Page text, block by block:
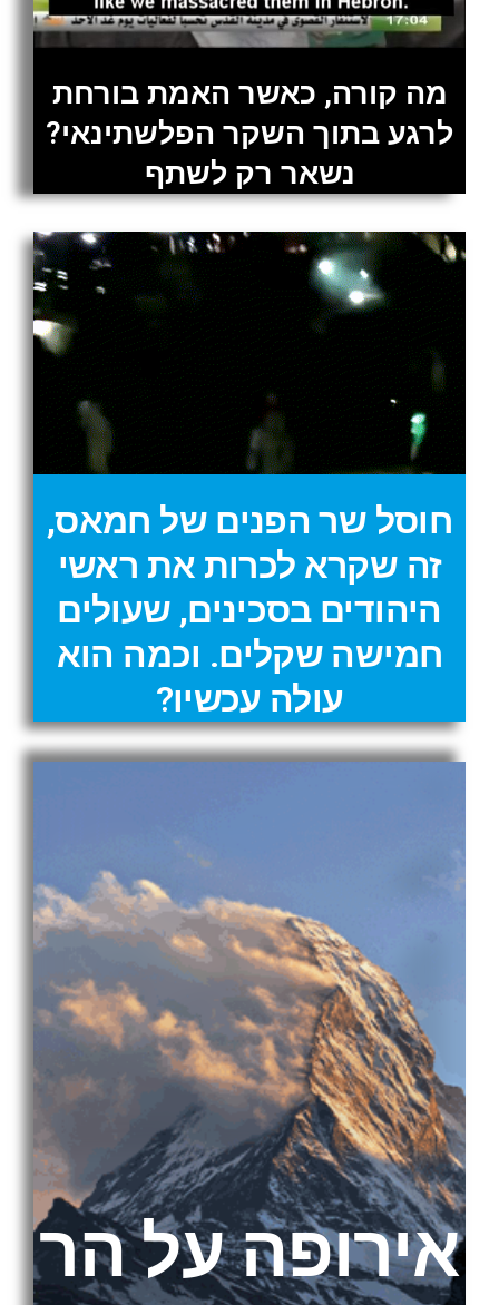
מה קורה, כאשר האמת בורחת
לרגע בתוך השקר הפלשתינאי?
נשאר רק לשתף
חוסל שר הפנים של חמאס,
זה שקרא לכרות את ראשי
היהודים בסכינים, שעולים
חמישה שקלים. וכמה הוא
עולה עכשיו?
אירופה על הר